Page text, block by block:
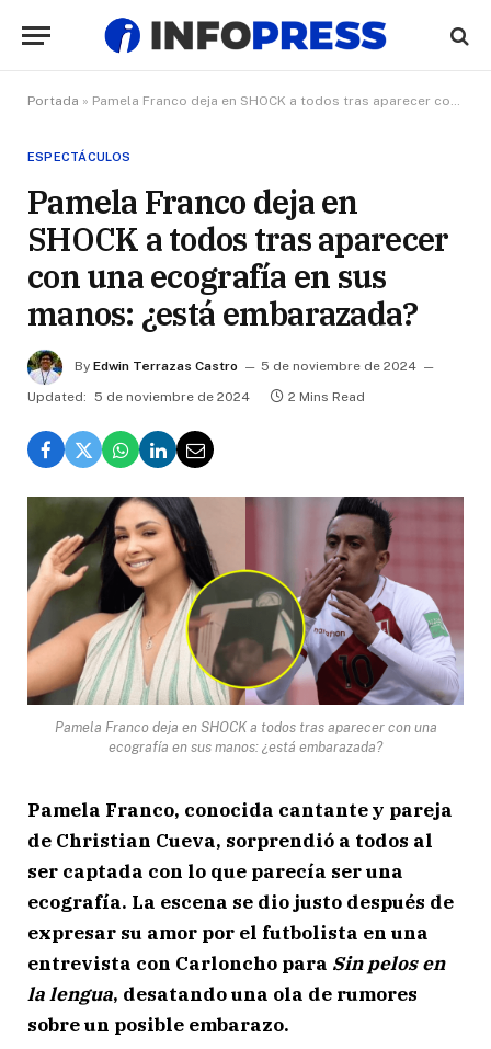
Portada » Pamela Franco deja en SHOCK a todos tras aparecer con una ecografía en sus manos: ¿está embarazada?
ESPECTÁCULOS
Pamela Franco deja en
SHOCK a todos tras aparecer
con una ecografía en sus
manos: ¿está embarazada?
By Edwin Terrazas Castro
5 de noviembre de 2024
Updated: 5 de noviembre de 2024 2 Mins Read
Pamela Franco deja en SHOCK a todos tras aparecer con una
ecografía en sus manos: ¿está embarazada?
Pamela Franco, conocida cantante y pareja
de Christian Cueva, sorprendió a todos al
ser captada con lo que parecía ser una
ecografía. La escena se dio justo después de
expresar su amor por el futbolista en una
entrevista con Carloncho para Sin pelos en
la lengua, desatando una ola de rumores
sobre un posible embarazo.